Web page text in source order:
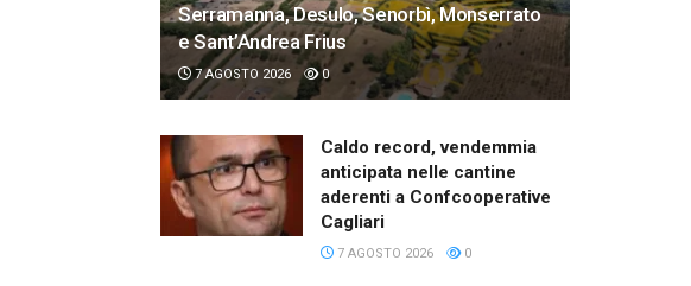
Serramanna, Desulo, Senorbì, Monserrato
e Sant’Andrea Frius
7 AGOSTO 2026 0
Caldo record, vendemmia
anticipata nelle cantine
aderenti a Confcooperative
Cagliari
7 AGOSTO 2026 0